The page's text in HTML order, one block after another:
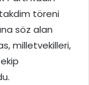
töreni
söz alan
milletvekilleri,